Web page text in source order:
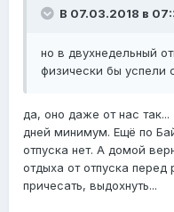
В 07.03.2018 в
но в двухнедельный
физически бы успели
да, оно даже от нас
дней минимум. Ещё по
отпуска нет. А домой
отдыха от отпуска
причесать, выдохнуть...